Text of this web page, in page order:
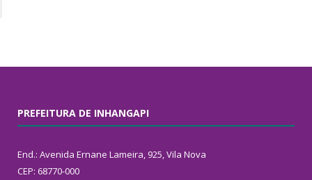
PREFEITURA DE INHANGAPI
End.: Avenida Ernane Lameira, 925, Vila Nova
CEP: 68770-000